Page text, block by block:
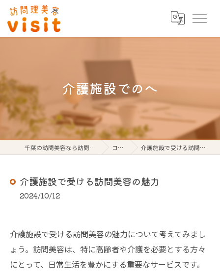
介護施設でのへ
千葉の訪問美容なら訪問理美容visit コラム 介護施設で受ける訪問美容の魅力
介護施設で受ける訪問美容の魅力
2024/10/12
介護施設で受ける訪問美容の魅力について考えてみまし
ょう。訪問美容は、特に高齢者や介護を必要とする方々
にとって、日常生活を豊かにする重要なサービスです。